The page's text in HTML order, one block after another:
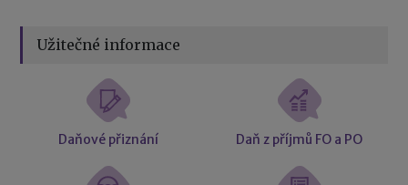
Užitečné informace
Daňové přiznání Daň z příjmů FO a PO